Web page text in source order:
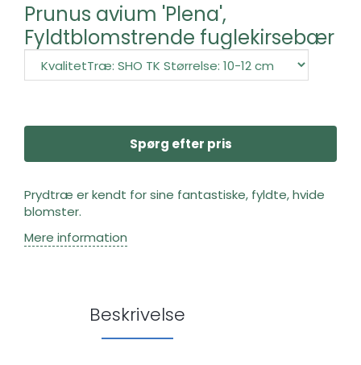
Prunus avium 'Plena',
Fyldtblomstrende fuglekirsebær
Spørg efter pris
Prydtræ er kendt for sine fantastiske, fyldte, hvide
blomster.
Mere information
Beskrivelse